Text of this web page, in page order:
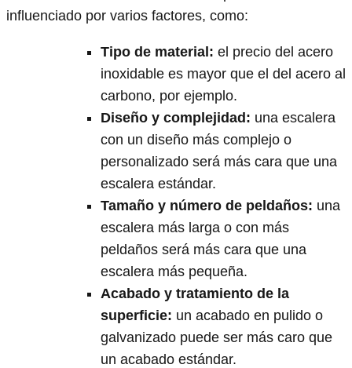
influenciado por varios factores, como:
Tipo de material: el precio del acero
inoxidable es mayor que el del acero al
carbono, por ejemplo.
Diseño y complejidad: una escalera
con un diseño más complejo o
personalizado será más cara que una
escalera estándar.
Tamaño y número de peldaños: una
escalera más larga o con más
peldaños será más cara que una
escalera más pequeña.
Acabado y tratamiento de la
superficie: un acabado en pulido o
galvanizado puede ser más caro que
un acabado estándar.